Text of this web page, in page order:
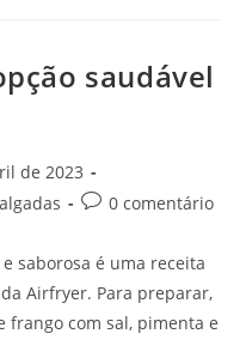
saudável
de 2023
0 comentário
saborosa é uma receita
Airfryer. Para preparar,
frango com sal, pimenta e